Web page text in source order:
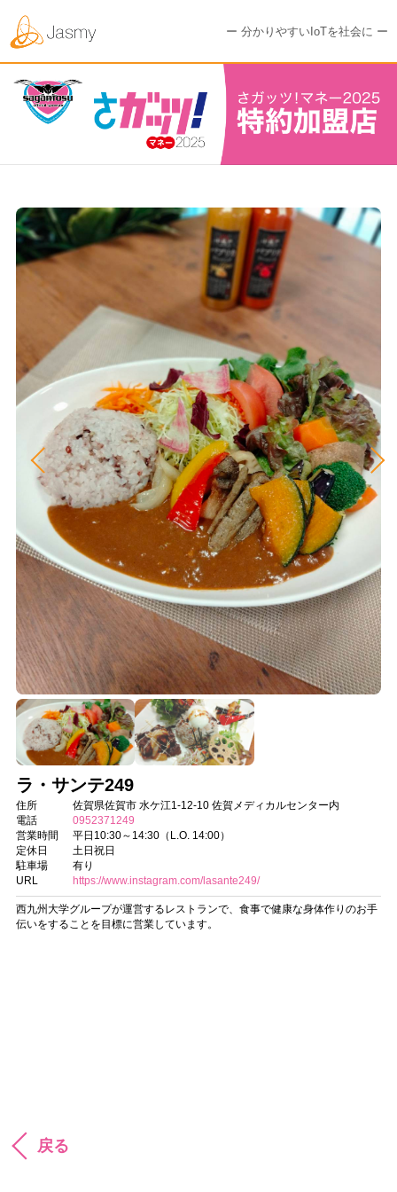
ー 分かりやすいIoTを社会に ー
ラ・サンテ249
住所
佐賀県佐賀市 水ケ江1-12-10 佐賀メディカルセンター内
電話
0952371249
営業時間
平日10:30～14:30（L.O. 14:00）
定休日
土日祝日
駐車場
有り
URL
https://www.instagram.com/lasante249/
西九州大学グループが運営するレストランで、食事で健康な身体作りのお手
伝いをすることを目標に営業しています。
戻る